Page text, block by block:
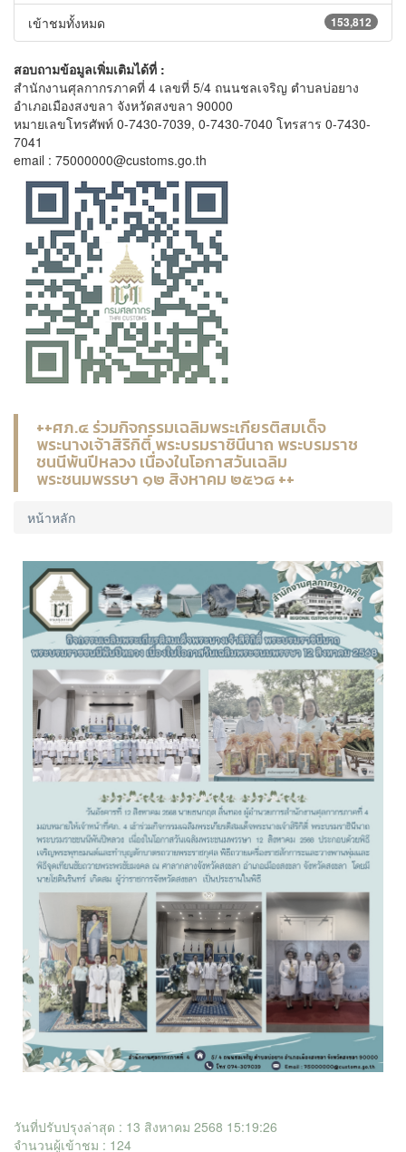
153,812
เข้าชมทั้งหมด
สอบถามข้อมูลเพิ่มเติมได้ที่ :
สำนักงานศุลกากรภาคที่ 4 เลขที่ 5/4 ถนนชลเจริญ ตำบลบ่อยาง
อำเภอเมืองสงขลา จังหวัดสงขลา 90000
หมายเลขโทรศัพท์ 0-7430-7039, 0-7430-7040 โทรสาร 0-7430-
7041
email : 75000000@customs.go.th
++ศภ.๔ ร่วมกิจกรรมเฉลิมพระเกียรติสมเด็จ
พระนางเจ้าสิริกิติ์ พระบรมราชินีนาถ พระบรมราช
ชนนีพันปีหลวง เนื่องในโอกาสวันเฉลิม
พระชนมพรรษา ๑๒ สิงหาคม ๒๕๖๘ ++
หน้าหลัก
วันที่ปรับปรุงล่าสุด : 13 สิงหาคม 2568 15:19:26
จำนวนผู้เข้าชม : 124